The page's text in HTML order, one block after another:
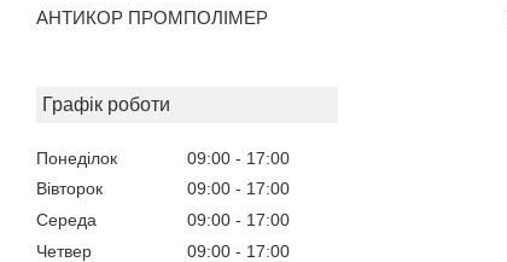
АНТИКОР ПРОМПОЛІМЕР
Графік роботи
Понеділок 09:00
17:00
Вівторок
09:00
17:00
Середа
09:00
17:00
Четвер
09:00
17:00